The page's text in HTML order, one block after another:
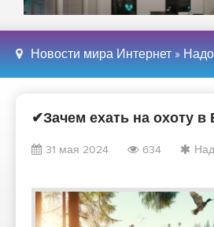
Новости мира Интернет »
✔Зачем ехать на охоту в
31 мая 2024 634